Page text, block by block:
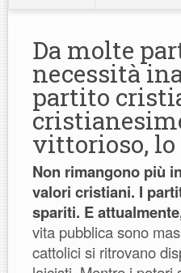
Da molte
necessità
partito
vittorioso,
Non rimangono più
valori cristiani. I
spariti. E
vita pubblica sono
cattolici si ritrovano